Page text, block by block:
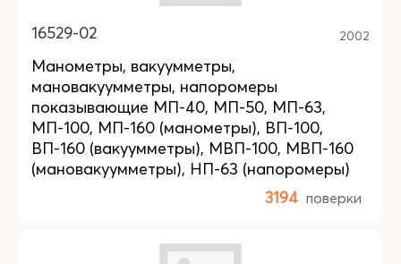
16529-02 2002
Манометры, вакуумметры,
мановакуумметры, напоромеры
показывающие МП-40, МП-50, МП-63,
МП-100, МП-160 (манометры), ВП-100,
ВП-160 (вакуумметры), МВП-100, МВП-160
(мановакуумметры), НП-63 (напоромеры)
3194 поверки